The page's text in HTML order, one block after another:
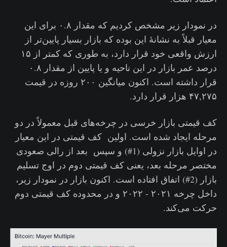
در نمودار زیر مشخص کردیم که مقدار ۰.۸ برای این
معیار قبلاً به نشانهٔ این بوده که بازار بسیار پایین‌تر از
ارزش واقعی خود قرار دارد، به طوری که کمتر از ۱۵
درصد عمر بازار در این ناحیه و یا پایین از مقدار ۰.۸
قرار داشته است. اکنون میانگین ۲۰۰ روزه در قیمت
۴۷,۲۷۵ هزار قرار دارد.
کف قیمتی بازار خرسی در چرخه‌های قبل معمولاً در دو
مرحله ایجاد شده است. اولین کف قیمتی در این معیار
در اوایل بازار نزولی (1#) و سپس بعد از رالی صعودی
مختصر مرحله بعد، یعنی کف قیمتی دوم در اوج تسلیم
بازار (2#) اتفاق افتاده است. اکنون بازار در نمودار زیر،
داخل چرخه ۲۰۲۱ - ۲۰۲۲ و در محدوده کف قیمتی دوم
حرکت می‌کند.